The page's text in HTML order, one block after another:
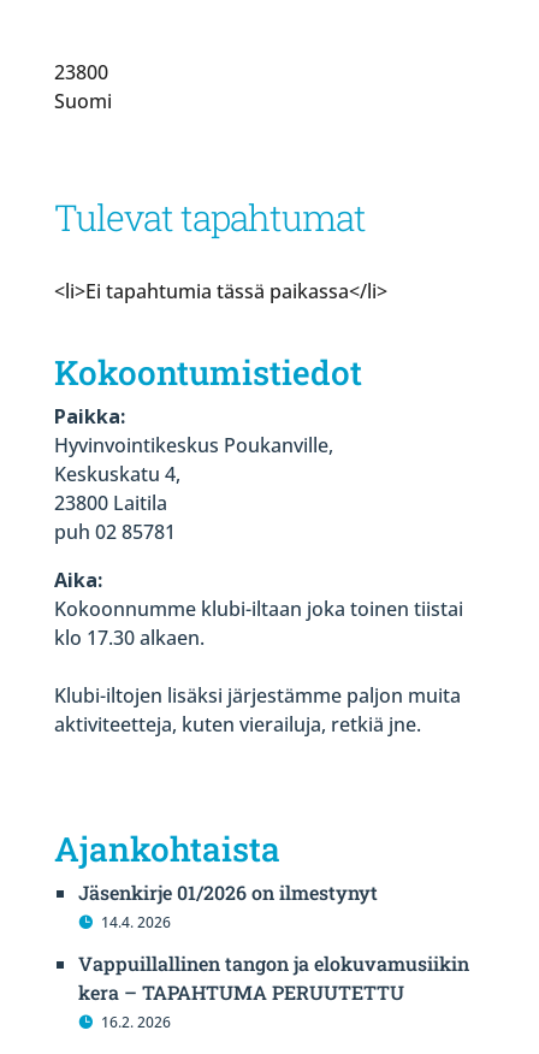
23800
Suomi
Tulevat tapahtumat
<li>Ei tapahtumia tässä paikassa</li>
Kokoontumistiedot
Paikka:
Hyvinvointikeskus Poukanville,
Keskuskatu 4,
23800 Laitila
puh 02 85781
Aika:
Kokoonnumme klubi-iltaan joka toinen tiistai
klo 17.30 alkaen.
Klubi-iltojen lisäksi järjestämme paljon muita
aktiviteetteja, kuten vierailuja, retkiä jne.
Ajankohtaista
Jäsenkirje 01/2026 on ilmestynyt
14.4. 2026
Vappuillallinen tangon ja elokuvamusiikin
kera – TAPAHTUMA PERUUTETTU
16.2. 2026